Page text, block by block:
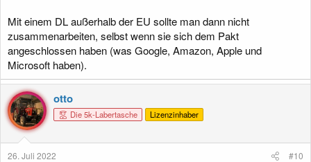
Mit einem DL außerhalb der EU sollte man dann nicht
zusammenarbeiten, selbst wenn sie sich dem Pakt
angeschlossen haben (was Google, Amazon, Apple und
Microsoft haben).
otto
Die 5k-Labertasche Lizenzinhaber
26. Juli 2022 #10